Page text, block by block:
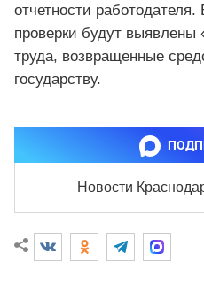
отчетности
проверки будут
труда, возвращенные
государству.
Новости